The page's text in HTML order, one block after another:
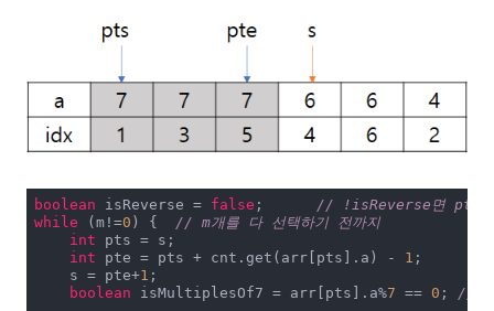
boolean isReverse = false
// !isReverse면 pts증
while (m!=0
// m개를 다 선택하기 전까지
int pts = s;
int pte = pts + cnt.get(arr[pts].a) - 1 ;
    s = pte+
1 ;
boolean isMultiplesOf7 = arr[pts].a%7 == 0 // 민